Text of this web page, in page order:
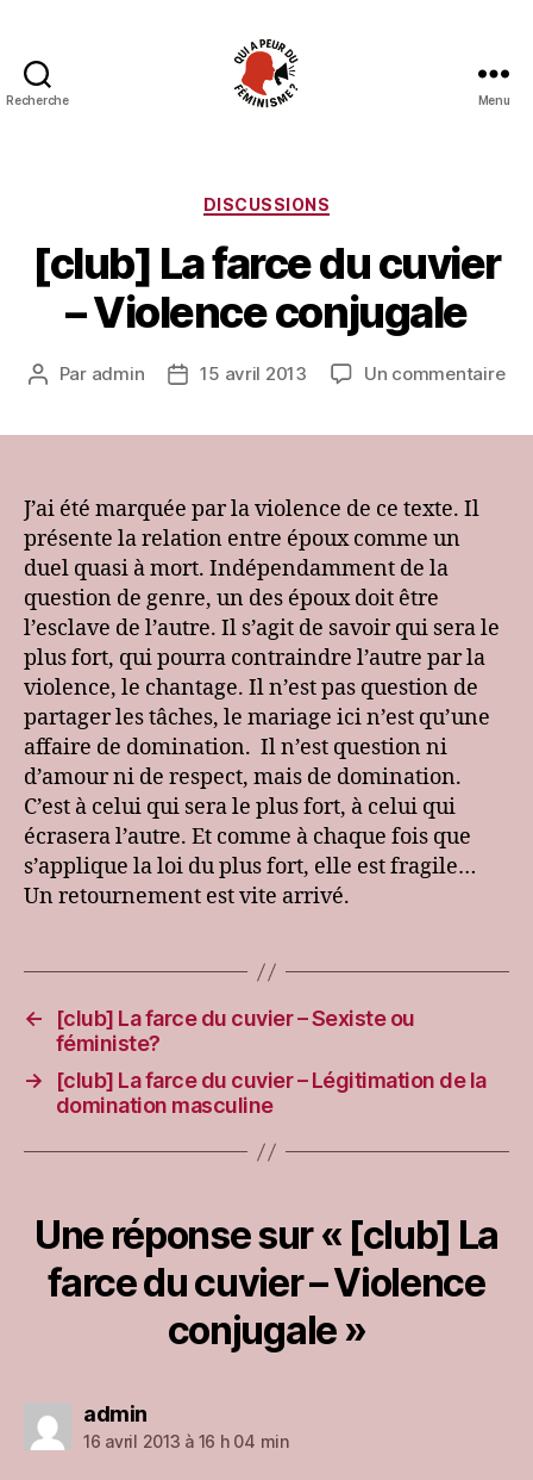
Recherche
du
?
Menu
Catégories
DISCUSSIONS
[club] La farce du cuvier
– Violence conjugale
Auteur
Par admin
Date15 avril 2013 Un commentairesur
J’ai été marquée par la violence de ce texte. Il
présente la relation entre époux comme un
duel quasi à mort. Indépendamment de la
question de genre, un des époux doit être
l’esclave de l’autre. Il s’agit de savoir qui sera le
plus fort, qui pourra contraindre l’autre par la
violence, le chantage. Il n’est pas question de
partager les tâches, le mariage ici n’est qu’une
affaire de domination. Il n’est question ni
d’amour ni de respect, mais de domination.
C’est à celui qui sera le plus fort, à celui qui
écrasera l’autre. Et comme à chaque fois que
s’applique la loi du plus fort, elle est fragile…
Un retournement est vite arrivé.
←
[club] La farce du cuvier – Sexiste ou
féministe?
→
[club] La farce du cuvier – Légitimation de la
domination masculine
Une réponse sur « [club] La
farce du cuvier – Violence
conjugale »
admindit :
16 avril 2013 à 16 h 04 min